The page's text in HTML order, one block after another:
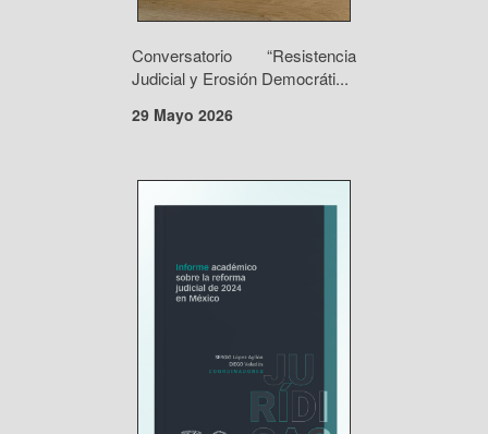
Conversatorio “Resistencia
Judicial y Erosión Democráti...
29 Mayo 2026